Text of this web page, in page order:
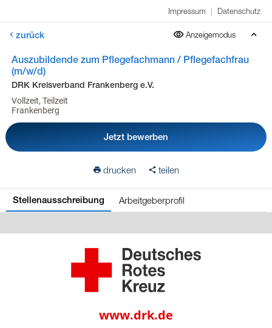
Impressum | Datenschutz
zurück Anzeigemodus
Auszubildende zum Pflegefachmann / Pflegefachfrau
(m/w/d)
DRK Kreisverband Frankenberg e.V.
Vollzeit, Teilzeit
Frankenberg
Jetzt bewerben
drucken teilen
Stellenausschreibung Arbeitgeberprofil